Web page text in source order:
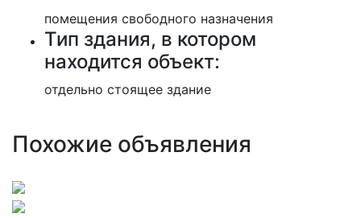
помещения свободного назначения
Тип здания, в котором
находится объект:
отдельно стоящее здание
Похожие объявления